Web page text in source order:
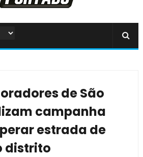
de São
campanha
estrada de
distrito